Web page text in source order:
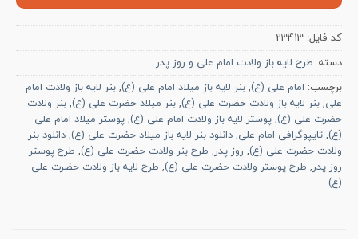
کد فایل: 23413
دسته: طرح لایه باز ولادت امام علی و روز پدر
برچسب: امام علی (ع), بنر لایه باز میلاد امام علی (ع), بنر لایه باز ولادت امام
علی, بنر لایه باز ولادت حضرت علی (ع), بنر میلاد حضرت علی (ع), بنر ولادت
حضرت علی (ع), پوستر لایه باز ولادت امام علی (ع), پوستر میلاد امام علی
(ع), تایپوگرافی امام علی, دانلود بنر لایه باز میلاد حضرت علی (ع), دانلود بنر
ولادت حضرت علی (ع), روز پدر, طرح بنر ولادت حضرت علی (ع), طرح پوستر
روز پدر, طرح پوستر ولادت حضرت علی (ع), طرح لایه باز ولادت حضرت علی
(ع)